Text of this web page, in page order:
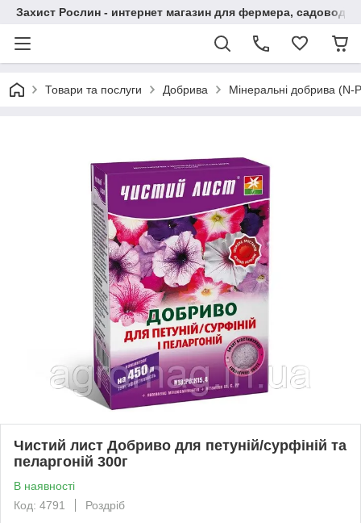
Захист Рослин - интернет магазин для фермера,
Товари та послуги Добрива Мінеральні добрива (N-
Чистий лист Добриво для петуній/сурфіній та
пеларгоній 300г
В наявності
Код: 4791
Роздріб